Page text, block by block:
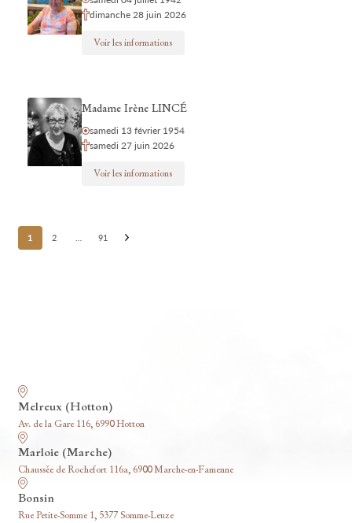
dimanche 28 juin 2026
Voir les informations
Madame Irène LINCÉ
samedi 13 février 1954
samedi 27 juin 2026
Voir les informations
Posts
pagination
1 2 91
Melreux (Hotton)
Av. de la Gare 116, 6990 Hotton
Marloie (Marche)
Chaussée de Rochefort 116a, 6900 Marche-en-Famenne
Bonsin
Rue Petite-Somme 1, 5377 Somme-Leuze